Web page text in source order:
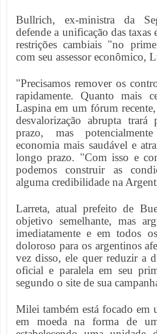
Bullrich, ex-ministra da
defende a unificação das taxas
restrições cambiais "no
com seu assessor econômico,
"Precisamos remover os
rapidamente. Quanto mais
Laspina em um fórum
desvalorização abrupta trará
prazo, mas
economia mais saudável e
longo prazo. "Com isso e
podemos construir as
alguma credibilidade na
Larreta, atual prefeito de
objetivo semelhante, mas
imediatamente e em todos
doloroso para os argentinos
vez disso, ele quer reduzir a
oficial e paralela em seu
segundo o site de sua
Milei também está focado em
em moeda na forma de